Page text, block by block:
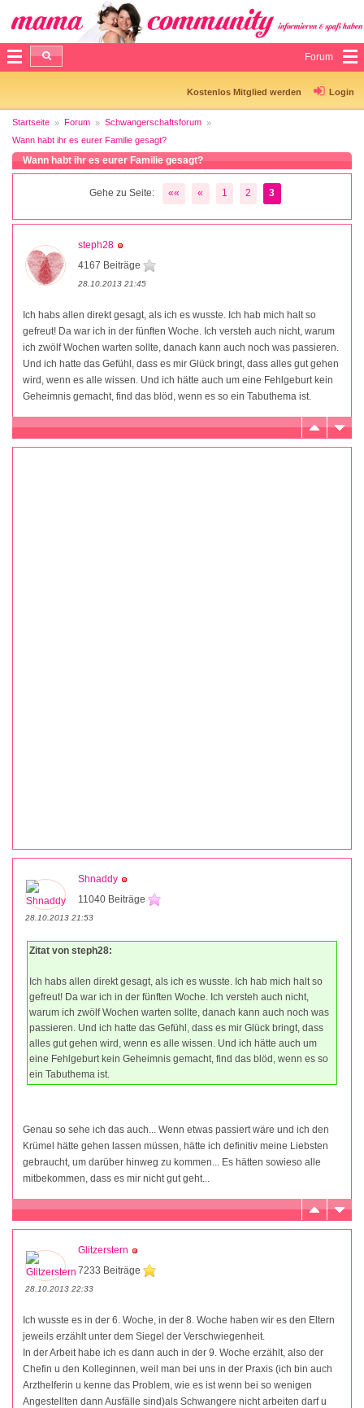
Forum
Kostenlos Mitglied werden Login
Startseite Forum
Schwangerschaftsforum
Wann habt ihr es eurer Familie gesagt?
Wann habt ihr es eurer Familie gesagt?
Gehe zu Seite: «« « 1 2 3
steph28
4167 Beiträge
28.10.2013 21:45
Ich habs allen direkt gesagt, als ich es wusste. Ich hab mich halt so
gefreut! Da war ich in der fünften Woche. Ich versteh auch nicht, warum
ich zwölf Wochen warten sollte, danach kann auch noch was passieren.
Und ich hatte das Gefühl, dass es mir Glück bringt, dass alles gut gehen
wird, wenn es alle wissen. Und ich hätte auch um eine Fehlgeburt kein
Geheimnis gemacht, find das blöd, wenn es so ein Tabuthema ist.
Shnaddy
11040 Beiträge
28.10.2013 21:53
Zitat von steph28:
Ich habs allen direkt gesagt, als ich es wusste. Ich hab mich halt so
gefreut! Da war ich in der fünften Woche. Ich versteh auch nicht,
warum ich zwölf Wochen warten sollte, danach kann auch noch was
passieren. Und ich hatte das Gefühl, dass es mir Glück bringt, dass
alles gut gehen wird, wenn es alle wissen. Und ich hätte auch um
eine Fehlgeburt kein Geheimnis gemacht, find das blöd, wenn es so
ein Tabuthema ist.
Genau so sehe ich das auch... Wenn etwas passiert wäre und ich den
Krümel hätte gehen lassen müssen, hätte ich definitiv meine Liebsten
gebraucht, um darüber hinweg zu kommen... Es hätten sowieso alle
mitbekommen, dass es mir nicht gut geht...
Glitzerstern
7233 Beiträge
28.10.2013 22:33
Ich wusste es in der 6. Woche, in der 8. Woche haben wir es den Eltern
jeweils erzählt unter dem Siegel der Verschwiegenheit.
In der Arbeit habe ich es dann auch in der 9. Woche erzählt, also der
Chefin u den Kolleginnen, weil man bei uns in der Praxis (ich bin auch
Arzthelferin u kenne das Problem, wie es ist wenn bei so wenigen
Angestellten dann Ausfälle sind)als Schwangere nicht arbeiten darf u